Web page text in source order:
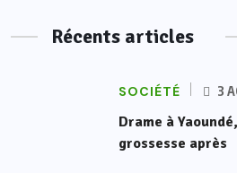
Récents articles
SOCIÉTÉ 3
Drame à
grossesse après